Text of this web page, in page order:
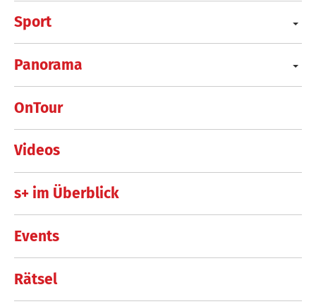
Sport
Panorama
OnTour
Videos
s+ im Überblick
Events
Rätsel